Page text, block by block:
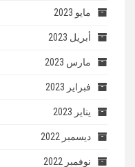
مايو 2023
أبريل 2023
مارس 2023
فبراير 2023
يناير 2023
ديسمبر 2022
نوفمبر 2022